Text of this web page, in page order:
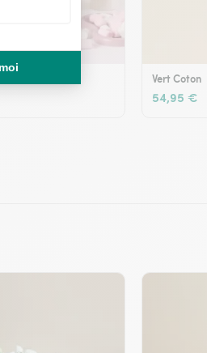
Vert Coton
54,95 €